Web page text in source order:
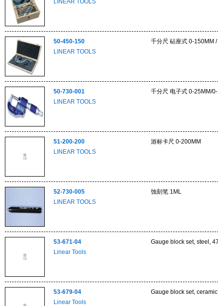
LINEAR TOOLS
50-450-150
LINEAR TOOLS
千分尺 砧座式 0-150MM
50-730-001
LINEAR TOOLS
千分尺 电子式 0-25MM/
51-200-200
LINEAR TOOLS
游标卡尺 0-200MM
52-730-005
LINEAR TOOLS
蚀刻笔 1ML
53-671-04
Linear Tools
Gauge block set, steel,
53-679-04
Linear Tools
Gauge block set,